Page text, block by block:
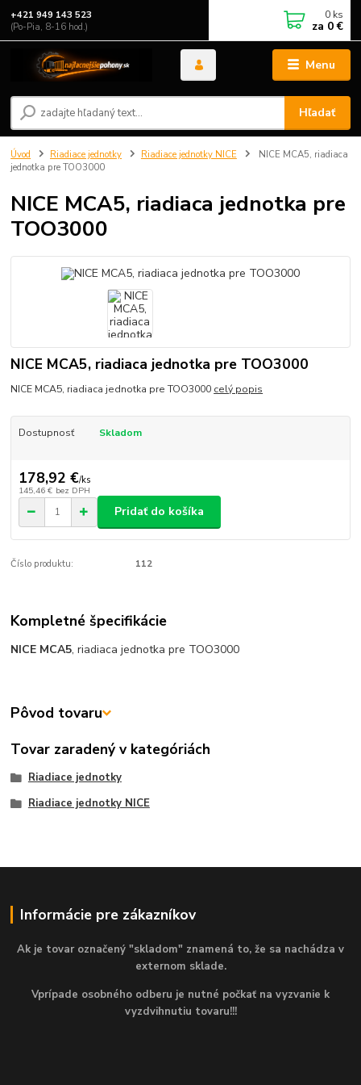
Menu
Hľadať
+421 949 143 523
(Po-Pia, 8-16 hod.)
0 ks
za 0 €
Úvod Riadiace jednotky Riadiace jednotky NICE
NICE MCA5, riadiaca
jednotka pre TOO3000
NICE MCA5, riadiaca jednotka pre
TOO3000
NICE MCA5, riadiaca jednotka pre TOO3000
NICE MCA5, riadiaca jednotka pre TOO3000 celý popis
Dostupnosť Skladom
178,92 €/ks
145,46 € bez DPH
Pridať do košíka
Číslo produktu: 112
Kompletné špecifikácie
NICE MCA5, riadiaca jednotka pre TOO3000
Pôvod tovaru
Tovar zaradený v kategóriách
Riadiace jednotky
Riadiace jednotky NICE
Informácie pre zákazníkov
Ak je tovar označený "skladom" znamená to, že sa nachádza v
externom sklade.
Vprípade osobného odberu je nutné počkať na vyzvanie k
vyzdvihnutiu tovaru!!!